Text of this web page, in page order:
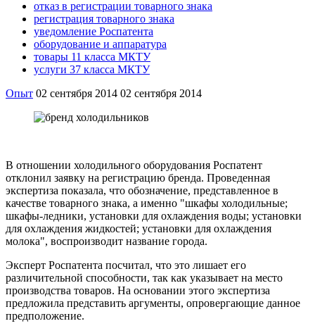
отказ в регистрации товарного знака
регистрация товарного знака
уведомление Роспатента
оборудование и аппаратура
товары 11 класса МКТУ
услуги 37 класса МКТУ
Опыт 02 сентября 2014 02 сентября 2014
В отношении холодильного оборудования Роспатент
отклонил заявку на регистрацию бренда. Проведенная
экспертиза показала, что обозначение, представленное в
качестве товарного знака, а именно "шкафы холодильные;
шкафы-ледники, установки для охлаждения воды; установки
для охлаждения жидкостей; установки для охлаждения
молока", воспроизводит название города.
Эксперт Роспатента посчитал, что это лишает его
различительной способности, так как указывает на место
производства товаров. На основании этого экспертиза
предложила представить аргументы, опровергающие данное
предположение.